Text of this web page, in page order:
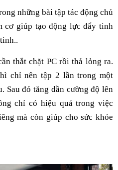
những bài tập tác động chủ
cơ giúp tạo động lực đẩy tinh
thắt chặt PC rồi thả lỏng ra.
chỉ nên tập 2 lần trong một
Sau đó tăng dần cường độ lên
chỉ có hiệu quả trong việc
mà còn giúp cho sức khỏe